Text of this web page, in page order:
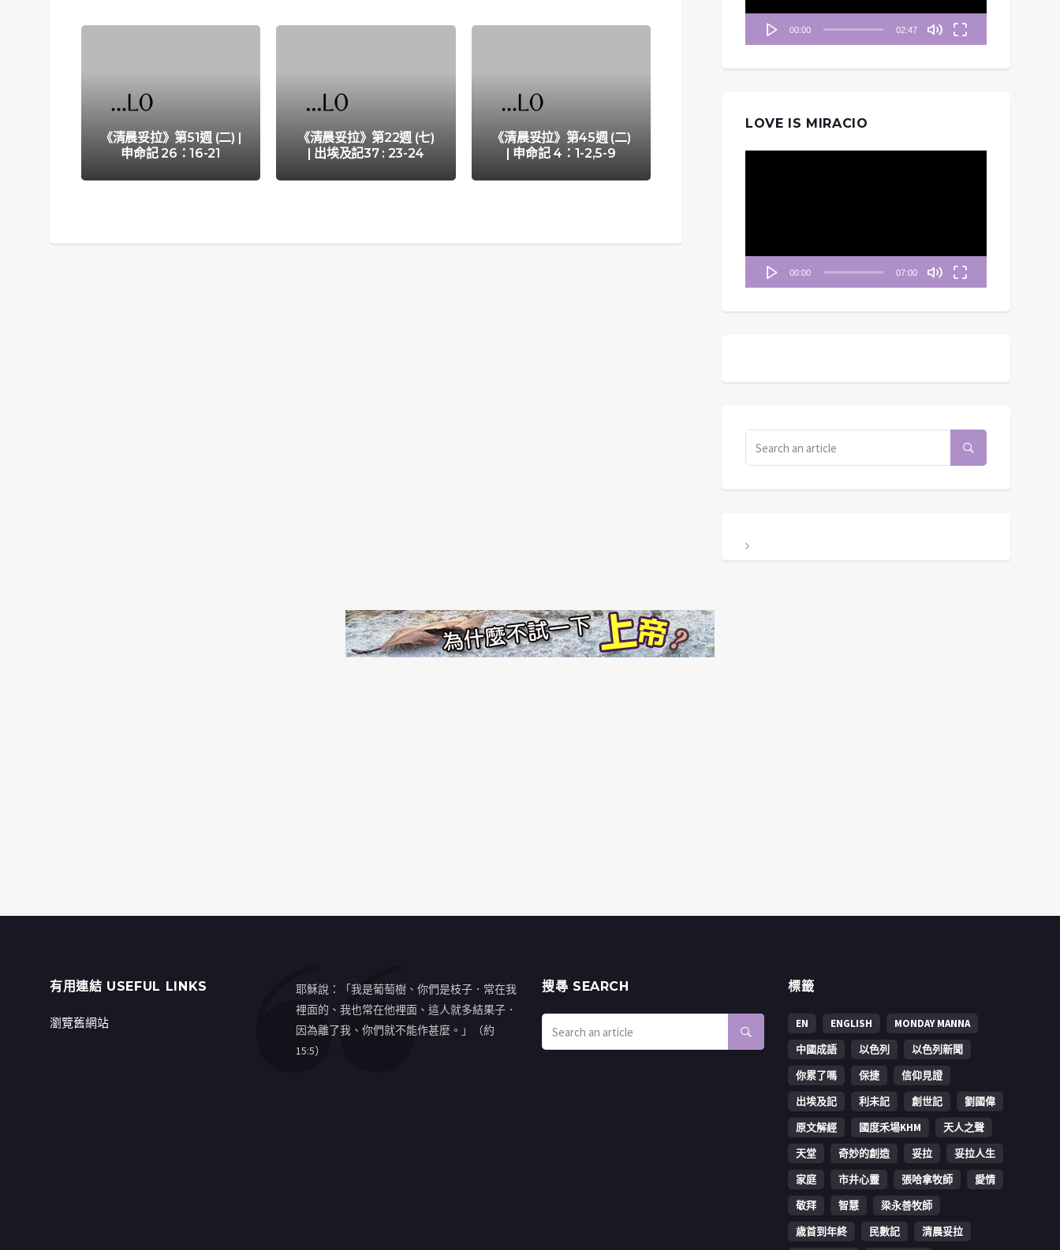
《清晨妥拉》第51週 (二) |
申命記 26：16-21
《清晨妥拉》第22週 (七)
| 出埃及記37 : 23-24
《清晨妥拉》第45週 (二)
| 申命記 4：1-2,5-9
| 民數記 22：31-35
14-15
00:00 02:47
LOVE IS MIRACIO
00:00 07:00
有用連結 USEFUL LINKS
瀏覽舊網站
耶穌說：「我是葡萄樹、你們是枝子．常在我
裡面的、我也常在他裡面、這人就多結果子．
因為離了我、你們就不能作甚麼。」（約
15:5）
搜㝷 SEARCH 標籤
EN ENGLISH
MONDAY MANNA
中國成語
以色列
以色列新聞
你累了嗎
保捷
信仰見證
出埃及記
利未記 創世記
劉國偉
原文解經
國度禾場KHM
天人之聲
天堂
奇妙的創造 妥拉
妥拉人生
家庭
市井心靈 張哈拿牧師
愛情
敬拜
智慧
梁永善牧師
歳首到年終
民數記 清晨妥拉